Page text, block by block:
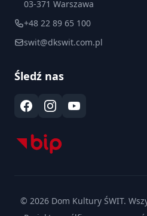
03-371 Warszawa
+48 22 89 65 100
swit@dkswit.com.pl
Śledź nas
© 2026 Dom Kultury ŚWIT.